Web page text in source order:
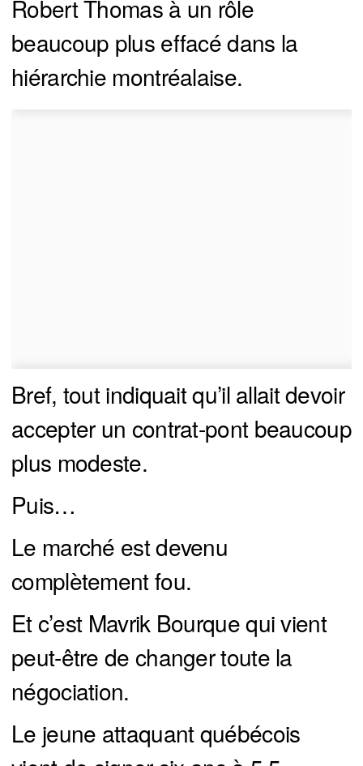
Robert Thomas à un rôle
beaucoup plus effacé dans la
hiérarchie montréalaise.
Bref, tout indiquait qu’il allait devoir
accepter un contrat-pont beaucoup
plus modeste.
Puis…
Le marché est devenu
complètement fou.
Et c’est Mavrik Bourque qui vient
peut-être de changer toute la
négociation.
Le jeune attaquant québécois